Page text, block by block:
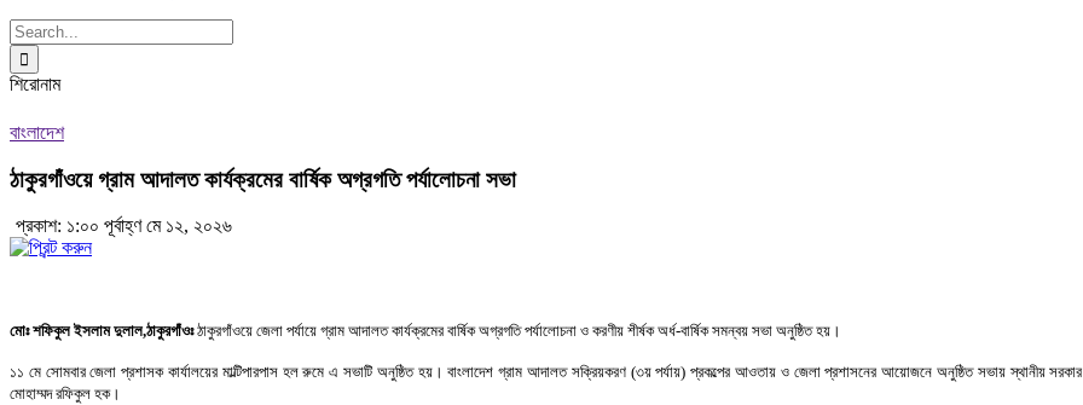
Search
for:
শিরোনাম
বাংলাদেশ
ঠাকুরগাঁওয়ে গ্রাম আদালত কার্যক্রমের বার্ষিক অগ্রগতি পর্যালোচনা সভা
প্রকাশ: ১:০০ পূর্বাহ্ণ মে ১২, ২০২৬
মোঃ শফিকুল ইসলাম দুলাল,ঠাকুরগাঁওঃঠাকুরগাঁওয়ে জেলা পর্যায়ে গ্রাম আদালত কার্যক্রমের বার্ষিক অগ্রগতি পর্যালোচনা ও করণীয় শীর্ষক অর্ধ-বার্ষিক সমন্বয় সভা অনুষ্ঠিত হয়।
১১ মে সোমবার জেলা প্রশাসক কার্যালয়ের মাল্টিপারপাস হল রুমে এ সভাটি অনুষ্ঠিত হয়। বাংলাদেশ গ্রাম আদালত সক্রিয়করণ (৩য় পর্যায়) প্রকল্পের আওতায় ও জেলা প্রশাসনের আয়োজনে অনুষ্ঠিত সভায় স্থানীয়
মোহাম্মদ রফিকুল হক।